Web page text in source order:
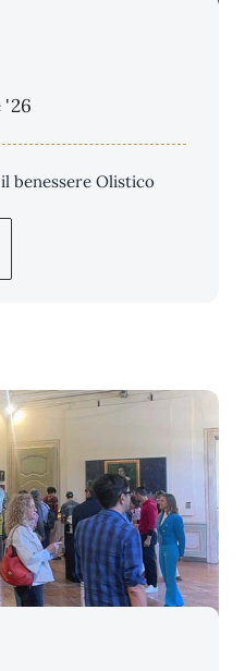
benessere Olistico